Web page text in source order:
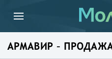
АРМАВИР –